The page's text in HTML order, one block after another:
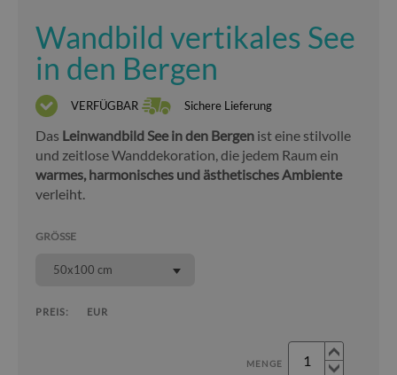
Wandbild vertikales See
in den Bergen
VERFÜGBAR Sichere Lieferung
Das Leinwandbild See in den Bergen ist eine stilvolle
und zeitlose Wanddekoration, die jedem Raum ein
warmes, harmonisches und ästhetisches Ambiente
verleiht.
GRÖSSE
50x100 cm
PREIS: EUR
MENGE